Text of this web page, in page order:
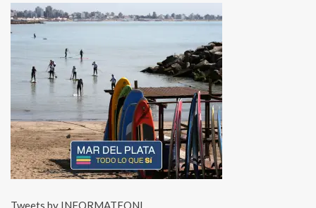
Tweets by INFORMATEONL